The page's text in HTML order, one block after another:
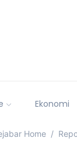
Ekonomi
Home